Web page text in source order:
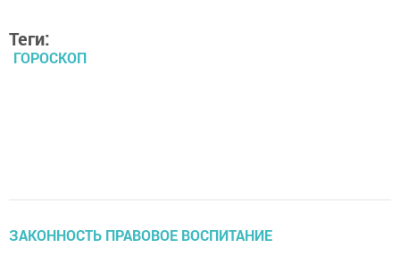
Теги:
ГОРОСКОП
ЗАКОННОСТЬ ПРАВОВОЕ ВОСПИТАНИЕ